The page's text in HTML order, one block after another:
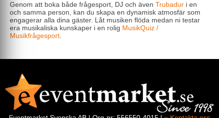
Genom att boka både frågesport, DJ och även Trubadur i en
och samma person, kan du skapa en dynamisk atmosfär som
engagerar alla dina gäster. Låt musiken flöda medan ni testar
era musikaliska kunskaper i en rolig MusikQuiz /
Musikfrågesport.